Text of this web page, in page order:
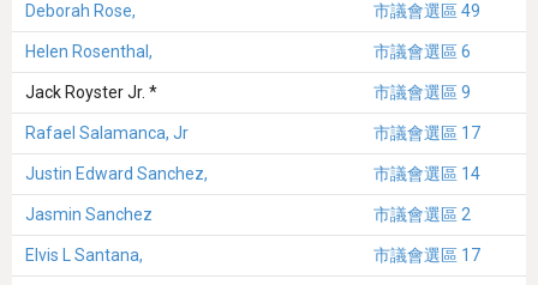
Deborah Rose, 市議會選區 49
Helen Rosenthal, 市議會選區 6
Jack Royster Jr. * 市議會選區 9
Rafael Salamanca, Jr 市議會選區 17
Justin Edward Sanchez, 市議會選區 14
Jasmin Sanchez 市議會選區 2
Elvis L Santana, 市議會選區 17